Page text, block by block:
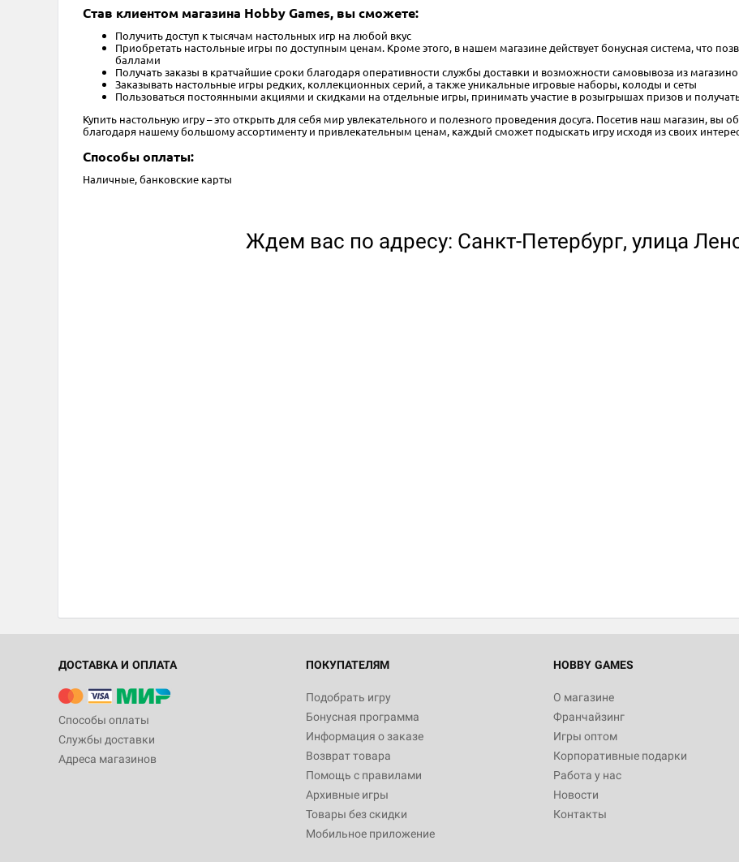
Став клиентом магазина Hobby Games, вы сможете:
Получить доступ к тысячам настольных игр на любой вкус
Приобретать настольные игры по доступным ценам. Кроме этого, в нашем магазине действует бонусная система, что
баллами
Получать заказы в кратчайшие сроки благодаря оперативности службы доставки и возможности самовывоза из
Заказывать настольные игры редких, коллекционных серий, а также уникальные игровые наборы, колоды и сеты
Пользоваться постоянными акциями и скидками на отдельные игры, принимать участие в розыгрышах призов и
Купить настольную игру – это открыть для себя мир увлекательного и полезного проведения досуга. Посетив наш магазин, вы
благодаря нашему большому ассортименту и привлекательным ценам, каждый сможет подыскать игру исходя из своих
Способы оплаты:
Наличные, банковские карты
Ждем вас по адресу: Санкт-Петербург, улица
ДОСТАВКА И ОПЛАТА
Способы оплаты
Службы доставки
Адреса магазинов
ПОКУПАТЕЛЯМ
Подобрать игру
Бонусная программа
Информация о заказе
Возврат товара
Помощь с правилами
Архивные игры
Товары без скидки
Мобильное приложение
HOBBY GAMES
О магазине
Франчайзинг
Игры оптом
Корпоративные подарки
Работа у нас
Новости
Контакты